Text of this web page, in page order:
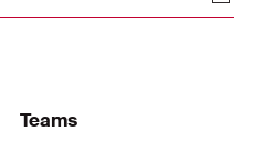
nemen nadrukkelijk
Teams